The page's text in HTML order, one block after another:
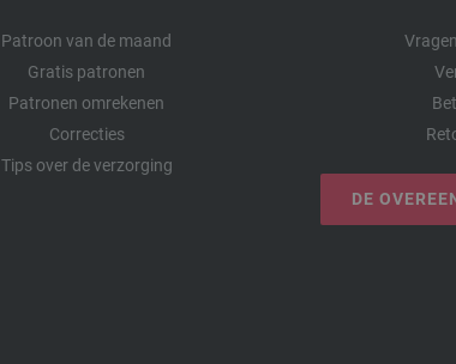
Patroon van de maand
Gratis patronen
Patronen omrekenen
Correcties
Tips over de verzorging
DE